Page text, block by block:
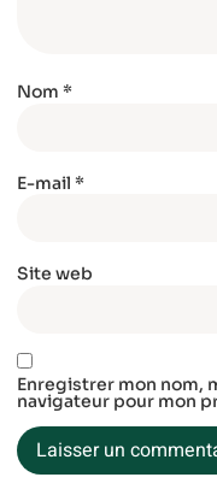
Nom *
E-mail *
Site web
Enregistrer mon nom,
navigateur pour mon